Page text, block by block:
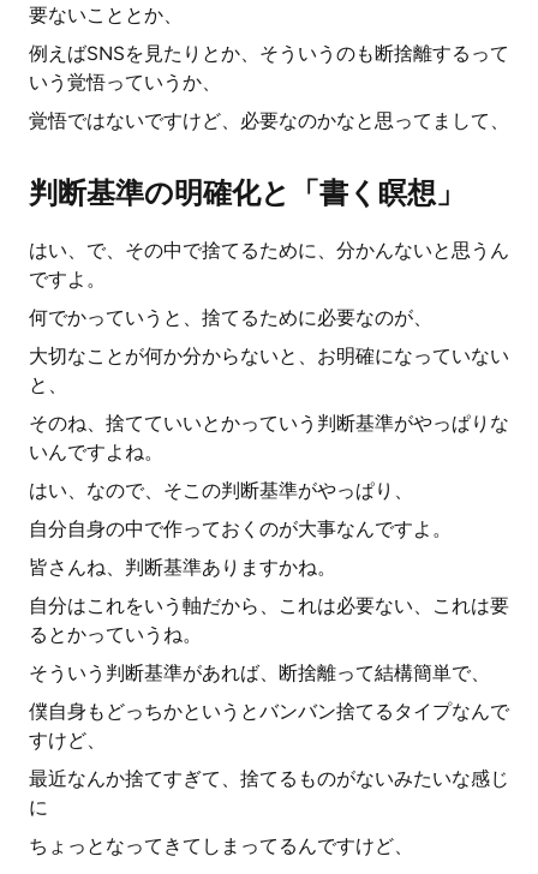
要ないこととか、
例えばSNSを見たりとか、そういうのも断捨離するって
いう覚悟っていうか、
覚悟ではないですけど、必要なのかなと思ってまして、
判断基準の明確化と「書く瞑想」
はい、で、その中で捨てるために、分かんないと思うん
ですよ。
何でかっていうと、捨てるために必要なのが、
大切なことが何か分からないと、お明確になっていない
と、
そのね、捨てていいとかっていう判断基準がやっぱりな
いんですよね。
はい、なので、そこの判断基準がやっぱり、
自分自身の中で作っておくのが大事なんですよ。
皆さんね、判断基準ありますかね。
自分はこれをいう軸だから、これは必要ない、これは要
るとかっていうね。
そういう判断基準があれば、断捨離って結構簡単で、
僕自身もどっちかというとバンバン捨てるタイプなんで
すけど、
最近なんか捨てすぎて、捨てるものがないみたいな感じ
に
ちょっとなってきてしまってるんですけど、